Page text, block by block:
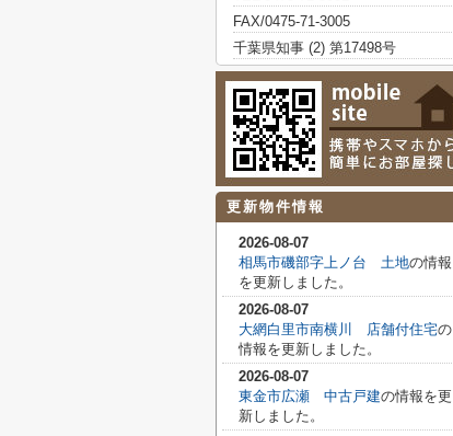
FAX/0475-71-3005
千葉県知事 (2) 第17498号
更新物件情報
2026-08-07
相馬市磯部字上ノ台 土地の情報
を更新しました。
2026-08-07
大網白里市南横川 店舗付住宅の
情報を更新しました。
2026-08-07
東金市広瀬 中古戸建の情報を更
新しました。